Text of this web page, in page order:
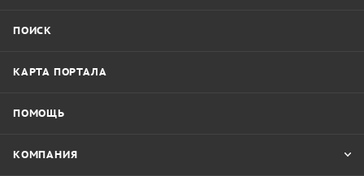
ПОИСК
КАРТА ПОРТАЛА
ПОМОЩЬ
КОМПАНИЯ